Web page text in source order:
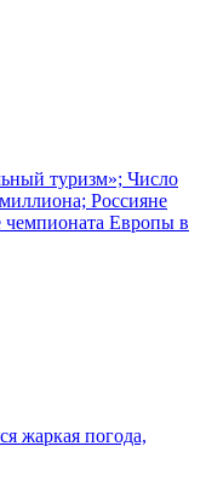
туризм»; Число
Россияне
чемпионата Европы в
жаркая погода,